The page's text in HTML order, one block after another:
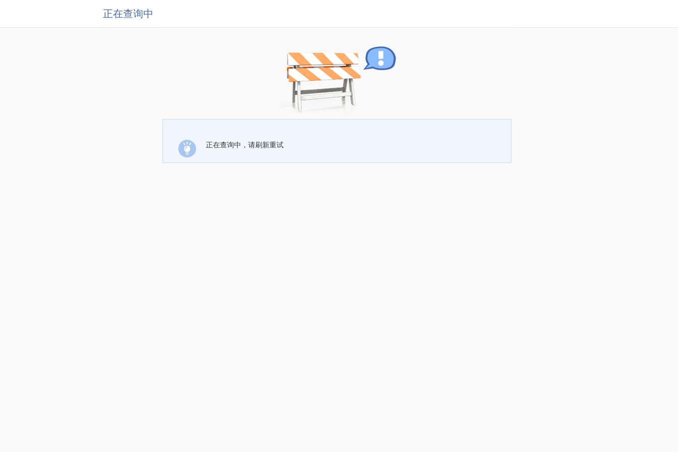
正在查询中
正在查询中，请刷新重试